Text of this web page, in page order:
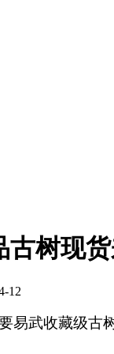
古树现
12
易武收藏级古